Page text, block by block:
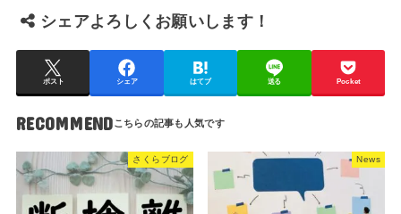
シェアよろしくお願いします！
ポスト シェア はてブ 送る Pocket
RECOMMEND
さくらブログ News